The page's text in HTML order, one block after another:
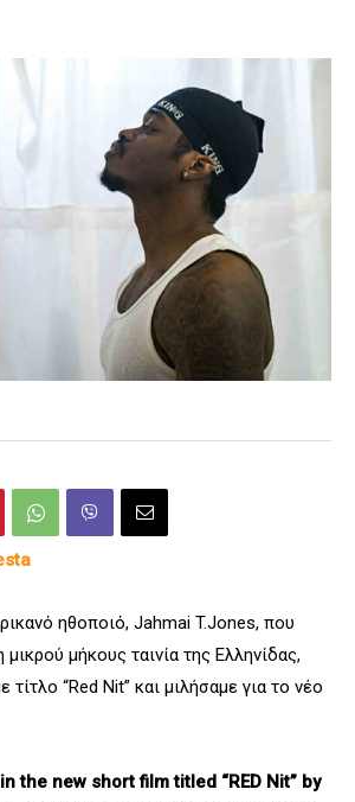
ηθοποιό, Jahmai T.Jones, που
μήκους ταινία της Ελληνίδας,
τίτλο “Red Nit” και μιλήσαμε για το νέο
the new short film titled “RED Nit” by